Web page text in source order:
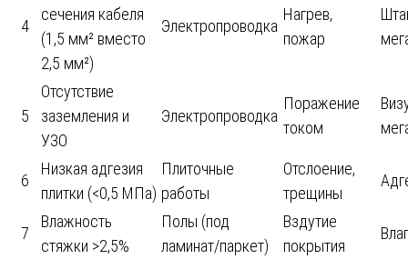
4
сечения кабеля
(1,5 мм² вместо
2,5 мм²)
Электропроводка
Нагрев,
пожар
5
Отсутствие
заземления и
УЗО
Электропроводка
Поражение
током
6
Низкая адгезия
плитки (<0,5 МПа)
Плиточные
работы
Отслоение,
трещины
7
Влажность
стяжки >2,5%
Полы (под
ламинат/паркет)
Вздутие
покрытия